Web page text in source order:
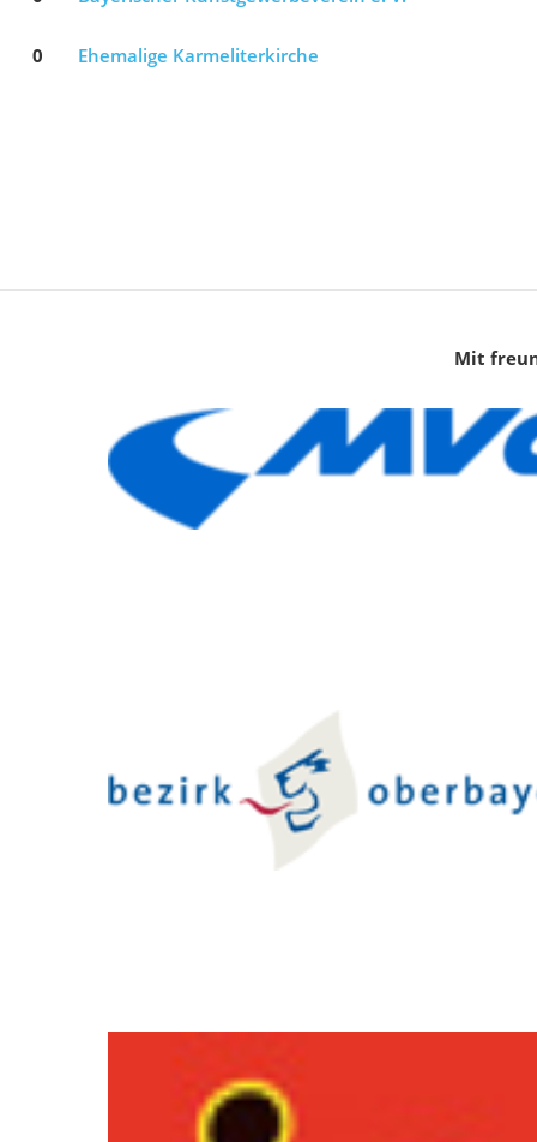
0 Ehemalige Karmeliterkirche
Mit